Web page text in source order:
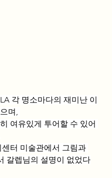
각 명소마다의 재미난 이
며,
여유있게 투어할 수 있어
센터 미술관에서 그림과
갈렙님의 설명이 없었다